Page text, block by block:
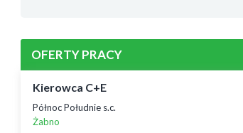
OFERTY PRACY
Kierowca C+E
Północ Południe s.c.
Żabno